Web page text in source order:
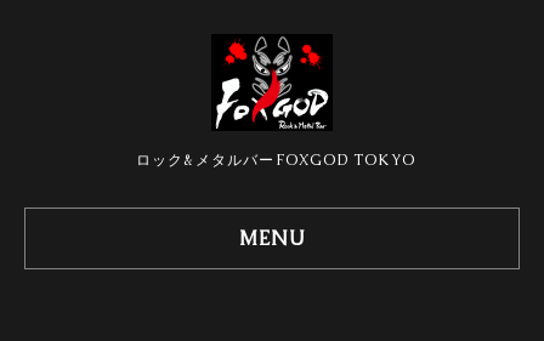
ロック&メタルバーFOXGOD TOKYO
MENU